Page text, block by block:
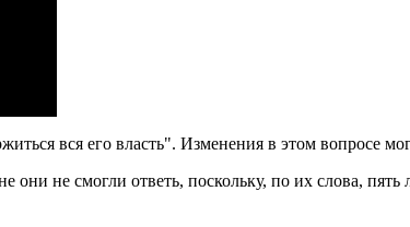
вся его власть". Изменения в этом вопросе
не смогли ответь, поскольку, по их слова,